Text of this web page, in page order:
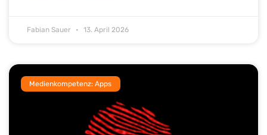
Fabian Sauer 13. April 2026
Medienkompetenz: Apps